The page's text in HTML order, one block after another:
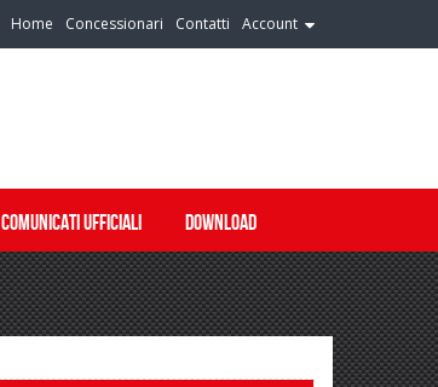
Home Concessionari Contatti Account
COMUNICATI UFFICIALI DOWNLOAD